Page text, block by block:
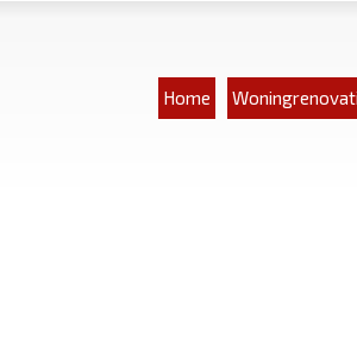
Home